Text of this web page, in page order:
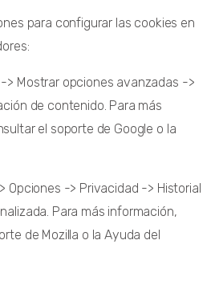
para configurar las cookies en
> Mostrar opciones avanzadas ->
de contenido. Para más
el soporte de Google o la
Opciones -> Privacidad -> Historial
Para más información,
de Mozilla o la Ayuda del